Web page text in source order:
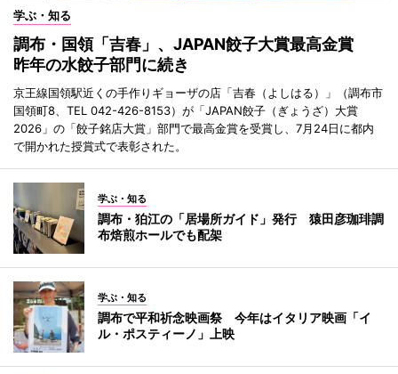
学ぶ・知る
調布・国領「吉春」、JAPAN餃子大賞最高金賞
昨年の水餃子部門に続き
京王線国領駅近くの手作りギョーザの店「吉春（よしはる）」（調布市
国領町8、TEL 042-426-8153）が「JAPAN餃子（ぎょうざ）大賞
2026」の「餃子銘店大賞」部門で最高金賞を受賞し、7月24日に都内
で開かれた授賞式で表彰された。
学ぶ・知る
調布・狛江の「居場所ガイド」発行 猿田彦珈琲調
布焙煎ホールでも配架
学ぶ・知る
調布で平和祈念映画祭 今年はイタリア映画「イ
ル・ポスティーノ」上映